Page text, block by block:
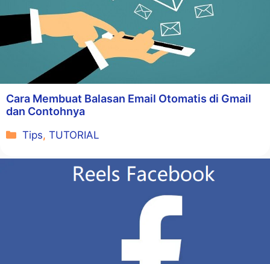
Cara Membuat Balasan Email Otomatis di Gmail
dan Contohnya
Kategori
Tips,TUTORIAL